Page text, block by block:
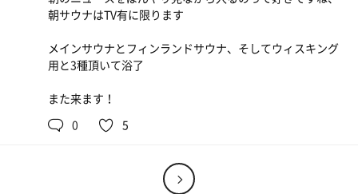
朝サウナはTV有に限ります
メインサウナとフィンランドサウナ、そしてウィスキング
用と3種頂いて浴了
また来ます！
0
5